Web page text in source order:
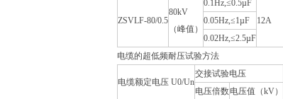
ZSVLF-80/0.5
80kV
（峰值）
0.1Hz,≤0.5µF
12A
0.05Hz,≤1µF
0.02Hz,≤2.5µF
电缆的超低频耐压试验方法
电缆额定电压 U0/Un
交接试验电压
电压倍数电压值（kV）